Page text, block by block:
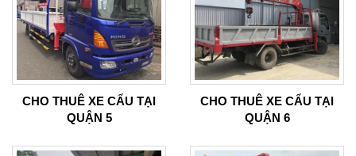
CHO THUÊ XE CẨU TẠI
QUẬN 5
CHO THUÊ XE CẨU TẠI
QUẬN 6